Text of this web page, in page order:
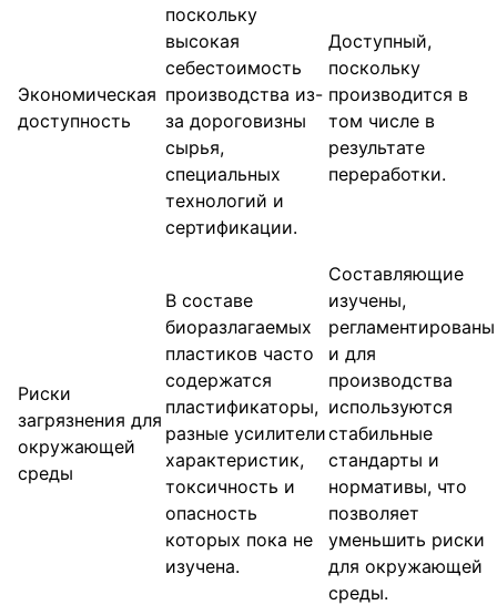
Экономическая
доступность
поскольку
высокая
себестоимость
производства из-
за дороговизны
сырья,
специальных
технологий и
сертификации.
Доступный,
поскольку
производится в
том числе в
результате
переработки.
Риски
загрязнения для
окружающей
среды
В составе
биоразлагаемых
пластиков часто
содержатся
пластификаторы,
разные усилители
характеристик,
токсичность и
опасность
которых пока не
изучена.
Составляющие
изучены,
регламентированы
и для
производства
используются
стабильные
стандарты и
нормативы, что
позволяет
уменьшить риски
для окружающей
среды.